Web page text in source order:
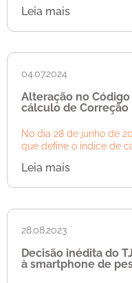
Leia mais
04.07.2024
Alteração no
cálculo de
No dia 28 de junho de
que define o índice de
Leia mais
28.08.2023
Decisão inédita do
à smartphone de